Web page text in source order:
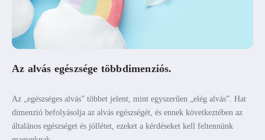
Az alvás egészsége többdimenziós.
Az „egészséges alvás” többet jelent, mint egyszerűen „elég alvás”. Hat
dimenzió befolyásolja az alvás egészségét, és ennek következtében az
általános egészséget és jóllétet, ezeket a kérdéseket kell feltennünk